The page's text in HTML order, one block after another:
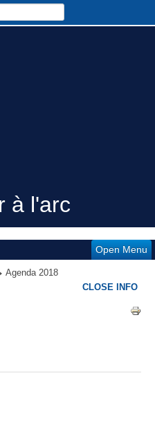
à l'arc
Open Menu
Agenda 2018
CLOSE INFO